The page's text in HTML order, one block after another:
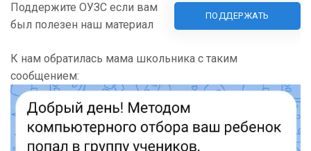
Поддержите ОУЗС если вам
был полезен наш материал
ПОДДЕРЖАТЬ
К нам обратилась мама школьника с таким
сообщением: